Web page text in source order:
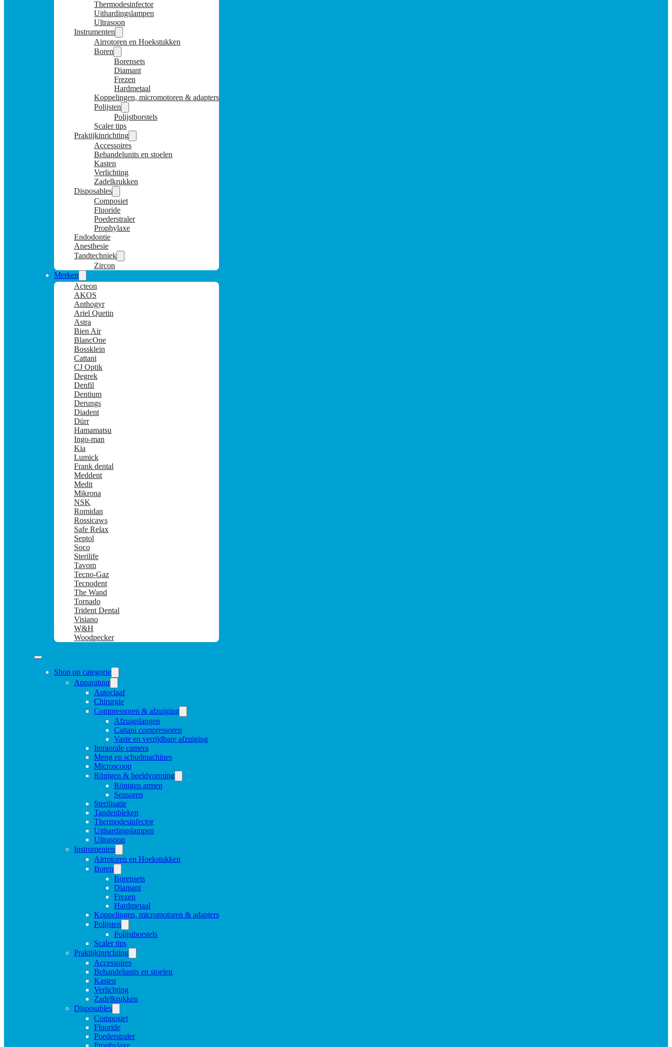
Thermodesinfector
Uithardingslampen
Ultrasoon
Instrumenten
Airrotoren en Hoekstukken
Boren
Borensets
Diamant
Frezen
Hardmetaal
Koppelingen, micromotoren & adapters
Polijsten
Polijstborstels
Scaler tips
Praktijkinrichting
Accessoires
Behandelunits en stoelen
Kasten
Verlichting
Zadelkrukken
Disposables
Composiet
Fluoride
Poederstraler
Prophylaxe
Endodontie
Anesthesie
Tandtechniek
Zircon
Merken
Acteon
AKOS
Anthogyr
Ariel Quetin
Astra
Bien Air
BlancOne
Bossklein
Cattani
CJ Optik
Degrek
Denfil
Dentium
Derungs
Diadent
Dürr
Hamamatsu
Ingo-man
Kia
Lumick
Frank dental
Meddent
Medit
Mikrona
NSK
Romidan
Rossicaws
Safe Relax
Septol
Soco
Sterilife
Tavom
Tecno-Gaz
Tecnodent
The Wand
Tornado
Trident Dental
Visiano
W&H
Woodpecker
Shop op categorie
Apparatuur
Autoclaaf
Chirurgie
Compressoren & afzuiging
Afzuigslangen
Cattani compressoren
Vaste en verrijdbare afzuiging
Intraorale camera
Meng en schudmachines
Microscoop
Röntgen & beeldvorming
Röntgen armen
Sensoren
Sterilisatie
Tandenbleken
Thermodesinfector
Uithardingslampen
Ultrasoon
Instrumenten
Airrotoren en Hoekstukken
Boren
Borensets
Diamant
Frezen
Hardmetaal
Koppelingen, micromotoren & adapters
Polijsten
Polijstborstels
Scaler tips
Praktijkinrichting
Accessoires
Behandelunits en stoelen
Kasten
Verlichting
Zadelkrukken
Disposables
Composiet
Fluoride
Poederstraler
Prophylaxe